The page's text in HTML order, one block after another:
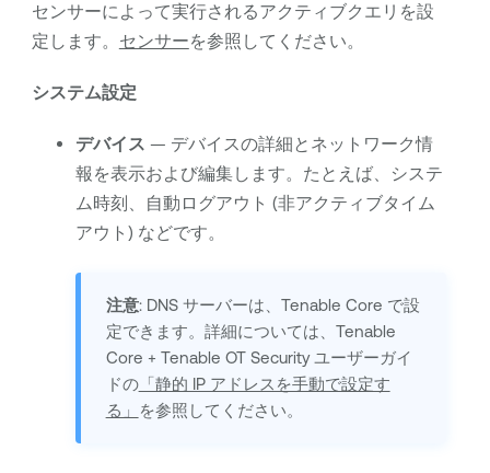
センサーによって実行されるアクティブクエリを設
定します。 センサーを参照してください。
システム設定
デバイス — デバイスの詳細とネットワーク情
報を表示および編集します。たとえば、システ
ム時刻、自動ログアウト (非アクティブタイム
アウト) などです。
注意: DNS サーバーは、 Tenable Core で設
定できます。詳細については、 Tenable
Core + Tenable OT Securityユーザーガイ
ドの「静的 IP アドレスを手動で設定す
る」
を参照してください。